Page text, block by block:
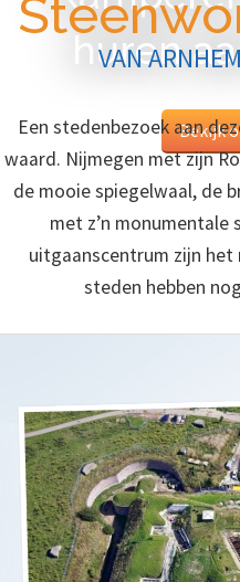
huren
Bekijk
VAN
Een stedenbezoek aan
waard. Nijmegen met zijn
de mooie spiegelwaal, de
met z’n monumentale
uitgaanscentrum zijn het
steden hebben